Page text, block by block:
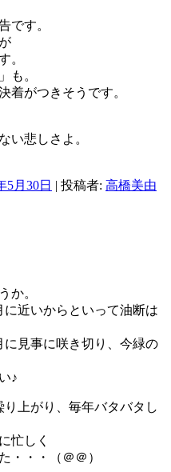
です。
。
も。
着がつきそうです。
い悲しさよ。
5月30日 | 投稿者: 高橋美由
か。
近いからといって油断は
見事に咲き切り、今緑の
♪
上がり、毎年バタバタし
忙しく
・・・（＠＠）